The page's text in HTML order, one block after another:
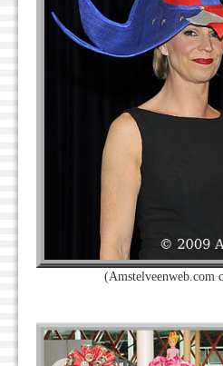
(Amstelveenweb.com